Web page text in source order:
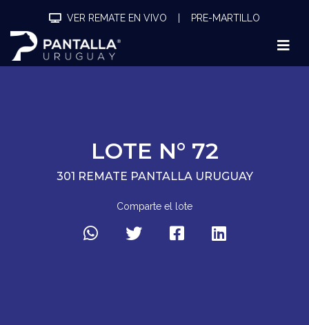
VER REMATE EN VIVO PRE-MARTILLO
LOTE N° 72
301 REMATE PANTALLA URUGUAY
Comparte el lote